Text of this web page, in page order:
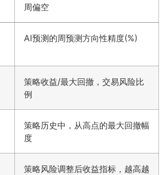
周偏空
AI预测的周预测方向性精度(%)
策略收益/最大回撤，交易风险比
例
策略历史中，从高点的最大回撤幅
度
策略风险调整后收益指标，越高越